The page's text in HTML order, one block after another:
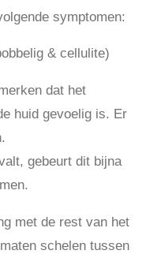
symptomen:
& cellulite)
dat het
huid gevoelig is. Er
gebeurt dit bijna
met de rest van het
schelen tussen